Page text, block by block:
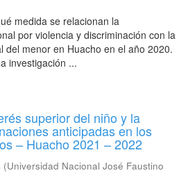
medida se relacionan la
por violencia y discriminación con la
del menor en Huacho en el año 2020.
investigación ...
superior del niño y la
anticipadas en los
– Huacho 2021 – 2022
(Universidad Nacional José Faustino